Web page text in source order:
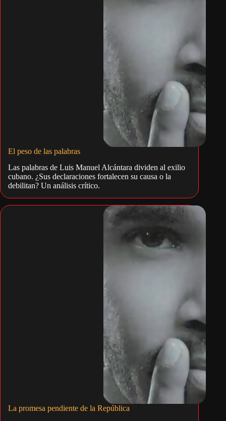
El peso de las palabras
Las palabras de Luis Manuel Alcántara dividen al exilio
cubano. ¿Sus declaraciones fortalecen su causa o la
debilitan? Un análisis crítico.
La promesa pendiente de la República